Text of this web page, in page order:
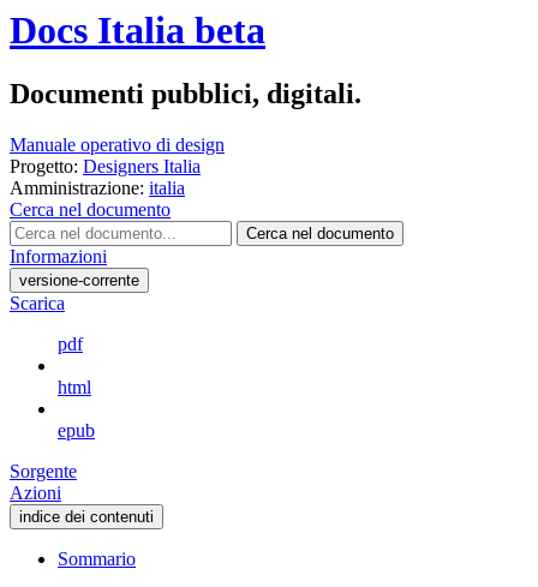
Docs Italia beta
Documenti pubblici, digitali.
Manuale operativo di design
Progetto: Designers Italia
Amministrazione: italia
Cerca nel documento
Cerca nel documento
Informazioni
versione-corrente
Scarica
pdf
html
epub
Sorgente
Azioni
indice dei contenuti
Sommario